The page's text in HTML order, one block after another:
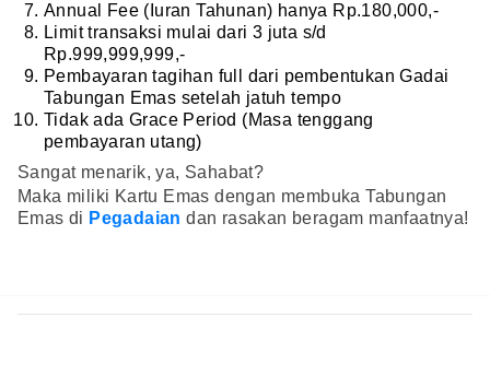
Annual Fee (Iuran Tahunan) hanya Rp.180,000,-
Limit transaksi mulai dari 3 juta s/d
Rp.999,999,999,-
Pembayaran tagihan full dari pembentukan Gadai
Tabungan Emas setelah jatuh tempo
Tidak ada Grace Period (Masa tenggang
pembayaran utang)
Sangat menarik, ya, Sahabat?
Maka miliki Kartu Emas dengan membuka Tabungan
Emas di Pegadaian dan rasakan beragam manfaatnya!